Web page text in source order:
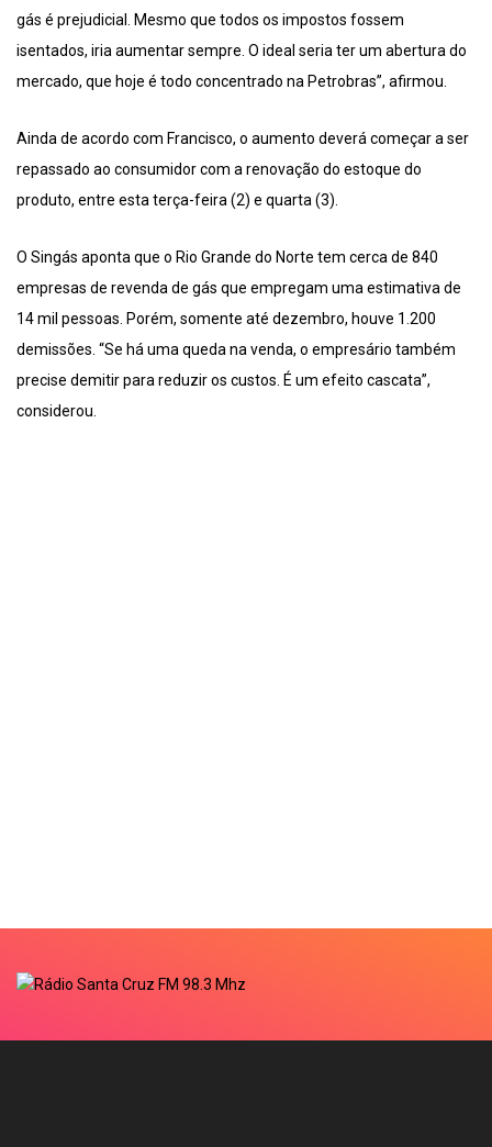
gás é prejudicial. Mesmo que todos os impostos fossem
isentados, iria aumentar sempre. O ideal seria ter um abertura do
mercado, que hoje é todo concentrado na Petrobras”, afirmou.
Ainda de acordo com Francisco, o aumento deverá começar a ser
repassado ao consumidor com a renovação do estoque do
produto, entre esta terça-feira (2) e quarta (3).
O Singás aponta que o Rio Grande do Norte tem cerca de 840
empresas de revenda de gás que empregam uma estimativa de
14 mil pessoas. Porém, somente até dezembro, houve 1.200
demissões. “Se há uma queda na venda, o empresário também
precise demitir para reduzir os custos. É um efeito cascata”,
considerou.